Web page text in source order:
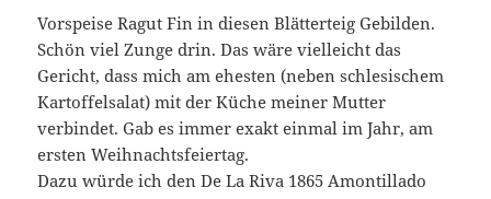
Vorspeise Ragut Fin in diesen Blätterteig Gebilden.
Schön viel Zunge drin. Das wäre vielleicht das
Gericht, dass mich am ehesten (neben schlesischem
Kartoffelsalat) mit der Küche meiner Mutter
verbindet. Gab es immer exakt einmal im Jahr, am
ersten Weihnachtsfeiertag.
Dazu würde ich den De La Riva 1865 Amontillado